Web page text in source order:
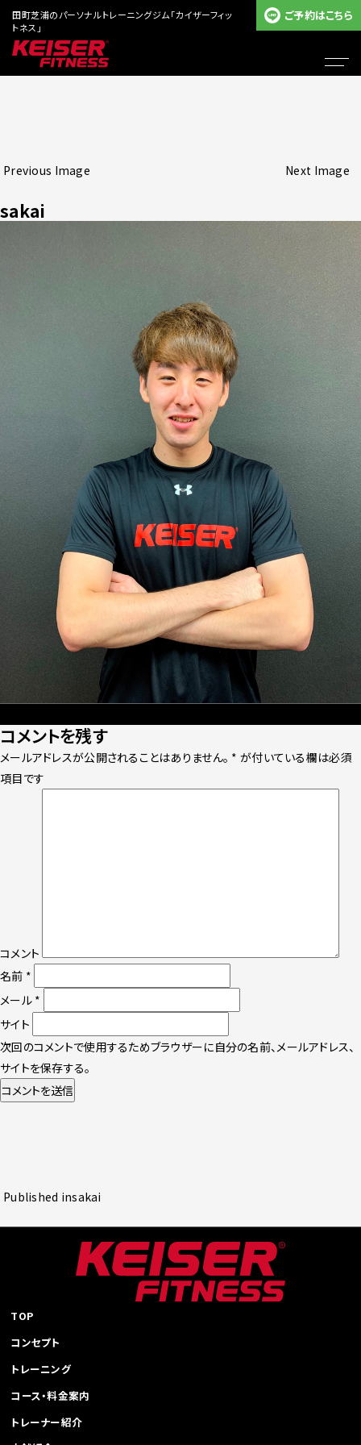
田町芝浦のパーソナルトレーニングジム「カイザーフィッ
トネス」
ご予約はこちら
Previous Image Next Image
sakai
on
size
コメントを残す
メールアドレスが公開されることはありません。 * が付いている欄は必須
項目です
コメント
名前 *
メール *
サイト
次回のコメントで使用するためブラウザーに自分の名前、メールアドレス、
サイトを保存する。
投
ナ
シ
ョ
ン
Published insakai
TOP
コンセプト
トレーニング
コース・料金案内
トレーナー紹介